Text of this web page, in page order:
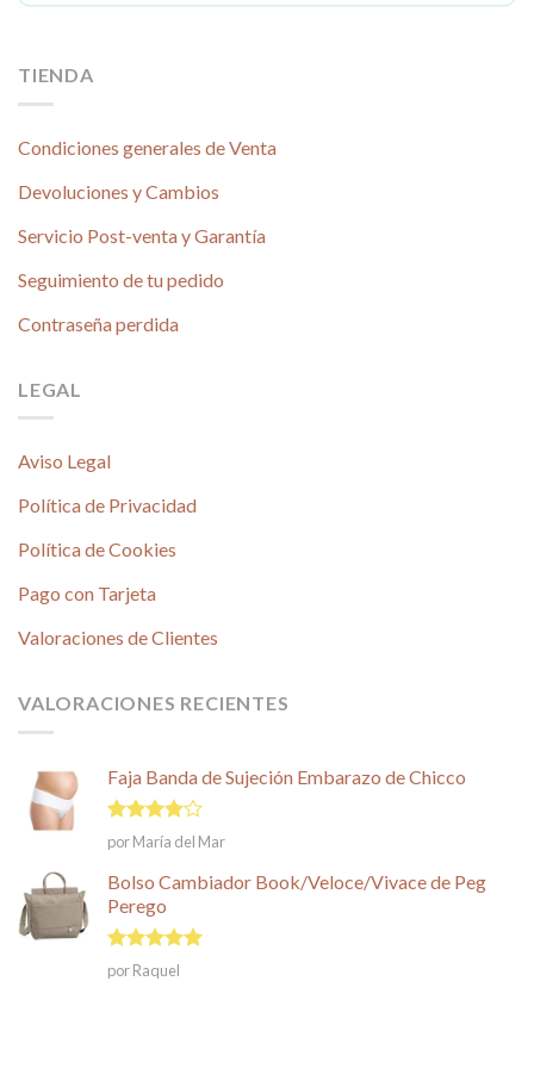
TIENDA
Condiciones generales de Venta
Devoluciones y Cambios
Servicio Post-venta y Garantía
Seguimiento de tu pedido
Contraseña perdida
LEGAL
Aviso Legal
Política de Privacidad
Política de Cookies
Pago con Tarjeta
Valoraciones de Clientes
VALORACIONES RECIENTES
Faja Banda de Sujeción Embarazo de Chicco
Valorado
en
5
por María del Mar
Bolso Cambiador Book/Veloce/Vivace de Peg
Perego
Valorado en
5
de 5
por Raquel